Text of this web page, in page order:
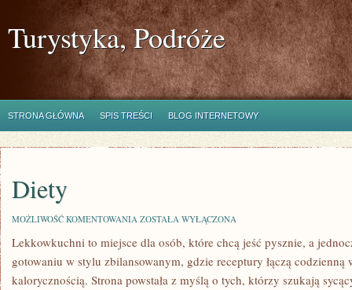
Turystyka, Podróże
STRONA GŁÓWNA SPIS TREŚCI BLOG INTERNETOWY
Diety
MOŻLIWOŚĆ KOMENTOWANIA DIETY
ZOSTAŁA WYŁĄCZONA
Lekkowkuchni to miejsce dla osób, które chcą jeść pysznie, a
gotowaniu w stylu zbilansowanym, gdzie receptury łączą codzienną
kalorycznością. Strona powstała z myślą o tych, którzy szukają